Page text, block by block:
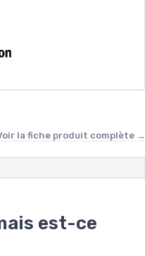
la fiche produit complète →
est-ce